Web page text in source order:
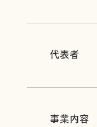
代表者
事業内容